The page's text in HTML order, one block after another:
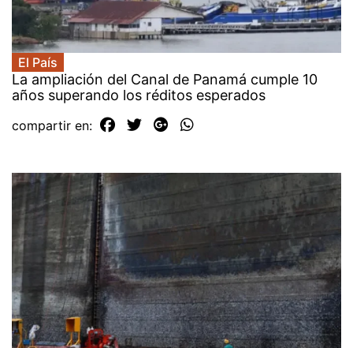
El País
La ampliación del Canal de Panamá cumple 10
años superando los réditos esperados
compartir en: